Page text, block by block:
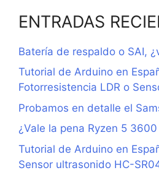
ENTRADAS
Batería de respaldo o SAI,
Tutorial de Arduino en
Fotorresistencia LDR o
Probamos en detalle el
¿Vale la pena Ryzen 5
Tutorial de Arduino en
Sensor ultrasonido HC-